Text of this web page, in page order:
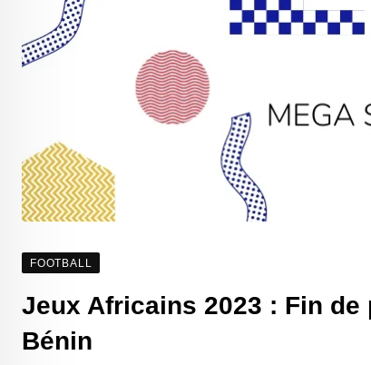
FOOTBALL
Jeux Africains 2023 : Fin
Bénin